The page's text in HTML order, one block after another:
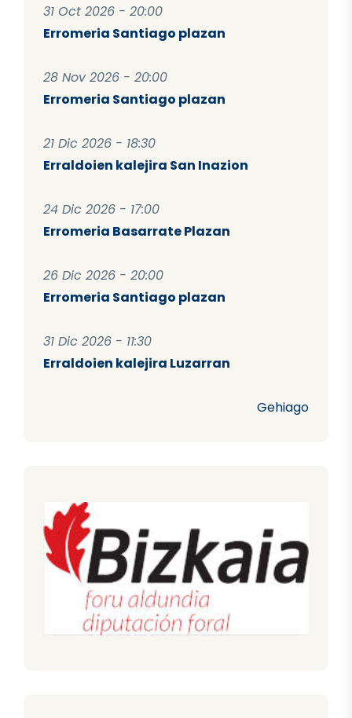
31 Oct 2026 - 20:00
Erromeria Santiago plazan
28 Nov 2026 - 20:00
Erromeria Santiago plazan
21 Dic 2026 - 18:30
Erraldoien kalejira San Inazion
24 Dic 2026 - 17:00
Erromeria Basarrate Plazan
26 Dic 2026 - 20:00
Erromeria Santiago plazan
31 Dic 2026 - 11:30
Erraldoien kalejira Luzarran
Gehiago